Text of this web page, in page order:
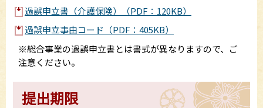
過誤申立書（介護保険）（PDF：120KB）
過誤申立事由コード（PDF：405KB）
※総合事業の過誤申立書とは書式が異なりますので、ご
注意ください。
提出期限